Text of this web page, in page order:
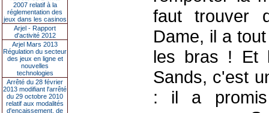
2007 relatif à la
réglementation des
jeux dans les casinos
Arjel - Rapport
d'activité 2012
Arjel Mars 2013
Régulation du secteur
des jeux en ligne et
nouvelles
technologies
Arrêté du 28 février
2013 modifiant l'arrêté
du 29 octobre 2010
relatif aux modalités
d'encaissement, de
faut trouver
Dame, il a
les bras ! Et
Sands, c'est
: il a promis